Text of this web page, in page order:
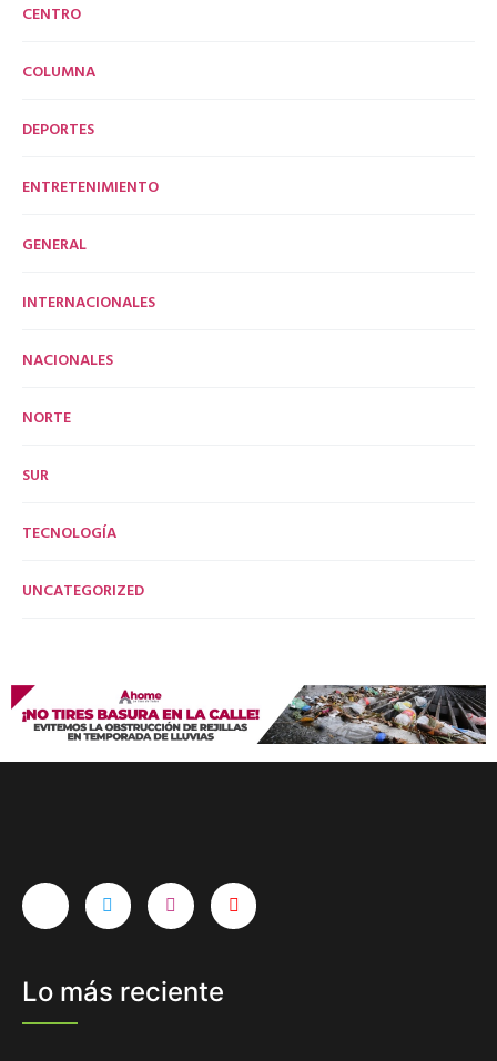
CENTRO
COLUMNA
DEPORTES
ENTRETENIMIENTO
GENERAL
INTERNACIONALES
NACIONALES
NORTE
SUR
TECNOLOGÍA
UNCATEGORIZED
Lo más reciente